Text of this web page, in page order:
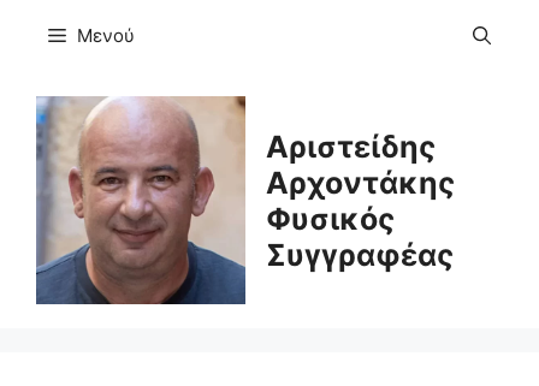
Μενού
Αριστείδης
Αρχοντάκης
Φυσικός
Συγγραφέας